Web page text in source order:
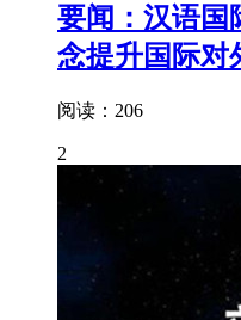
要闻：汉语国
念提升国际对
阅读：206
2